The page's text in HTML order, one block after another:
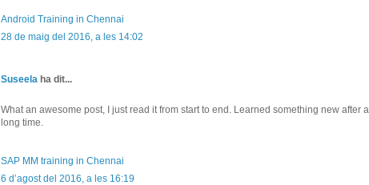
Android Training in Chennai
28 de maig del 2016, a les 14:02
Suseela ha dit...
What an awesome post, I just read it from start to end. Learned something new after a
long time.
SAP MM training in Chennai
6 d’agost del 2016, a les 16:19